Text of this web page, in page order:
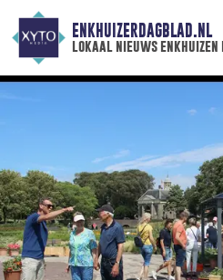
ENKHUIZERDAGBLAD.NL
lokaal nieuws